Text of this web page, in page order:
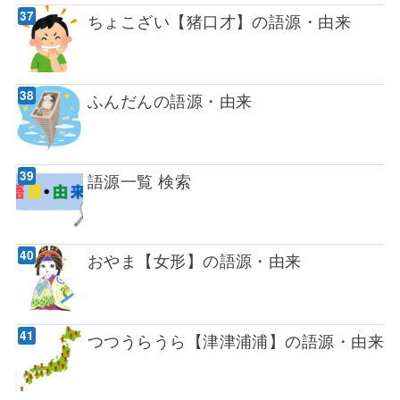
ちょこざい【猪口才】の語源・由来
ふんだんの語源・由来
語源一覧 検索
おやま【女形】の語源・由来
つつうらうら【津津浦浦】の語源・由来